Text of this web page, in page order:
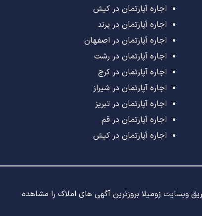
اجاره آپارتمان در کیش
اجاره آپارتمان در پرند
اجاره آپارتمان در اصفهان
اجاره آپارتمان در رشت
اجاره آپارتمان در کرج
اجاره آپارتمان در شیراز
اجاره آپارتمان در تبریز
اجاره آپارتمان در قم
اجاره آپارتمان در کیش
وبسایت زومیلا بروزترین آگهی های املاک را مشاهده